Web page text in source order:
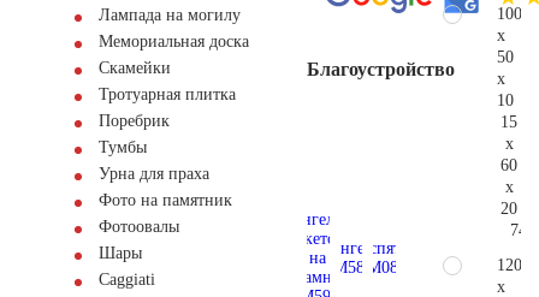
Лампада на могилу
Мемориальная доска
Скамейки
Тротуарная плитка
Поребрик
Тумбы
Урна для праха
Фото на памятник
Фотоовалы
Шары
Сaggiati
Благоустройство
100
x
50
x
10
15
x
60
x
20
120
x